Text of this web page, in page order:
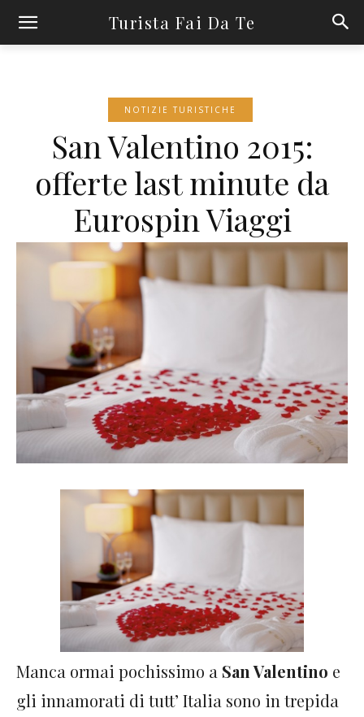
Turista Fai Da Te
NOTIZIE TURISTICHE
San Valentino 2015:
offerte last minute da
Eurospin Viaggi
Manca ormai pochissimo a San Valentino e
gli innamorati di tutt’ Italia sono in trepida